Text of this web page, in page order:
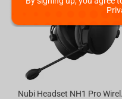
Nubi